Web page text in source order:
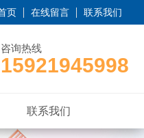
页 在线留言 联系我们
咨询热线
15921945998
联系我们